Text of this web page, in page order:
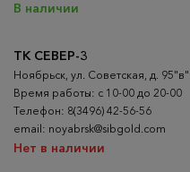
ТК СЕВЕР-3
Ноябрьск, ул. Советская, д. 95"в"
Время работы: с 10-00 до 20-00
Телефон: 8(3496) 42-56-56
email: noyabrsk@sibgold.com
Нет в наличии
В наличии